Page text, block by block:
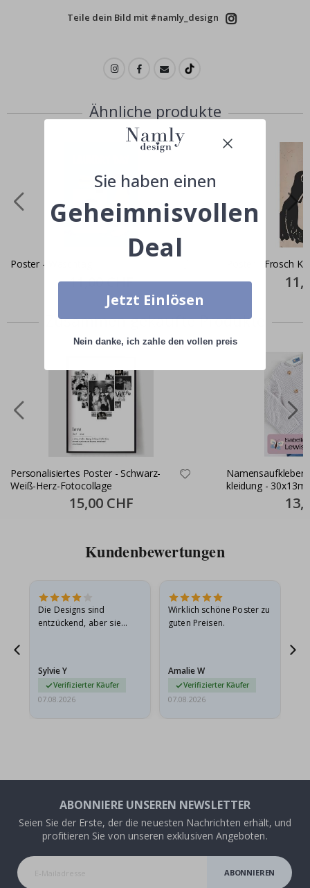
Teile dein Bild mit #namly_design
Ähnliche produkte
Poster - Waschtag
11,00 CHF
Poster - Frosch
Price
Zusammen gekaufte Produkte
Personalisiertes Poster - Schwarz-
Weiß-Herz-Fotocollage
Special
Price
15,00 CHF
Namensaufkleber
kleidung -
Price
Kundenbewertungen
Die Designs sind
entzückend, aber sie
sie…
Sylvie Y
Verifizierter Käufer
07.08.2026
Wirklich schöne Poster zu
guten Preisen.
Amalie W
Verifizierter Käufer
07.08.2026
ABONNIERE UNSEREN NEWSLETTER
Seien Sie der Erste, der die neuesten Nachrichten erhält, und
profitieren Sie von unseren exklusiven Angeboten.
ABONNIEREN
Sie haben einen
Geheimnisvollen
Deal
Jetzt Einlösen
Nein danke, ich zahle den vollen preis